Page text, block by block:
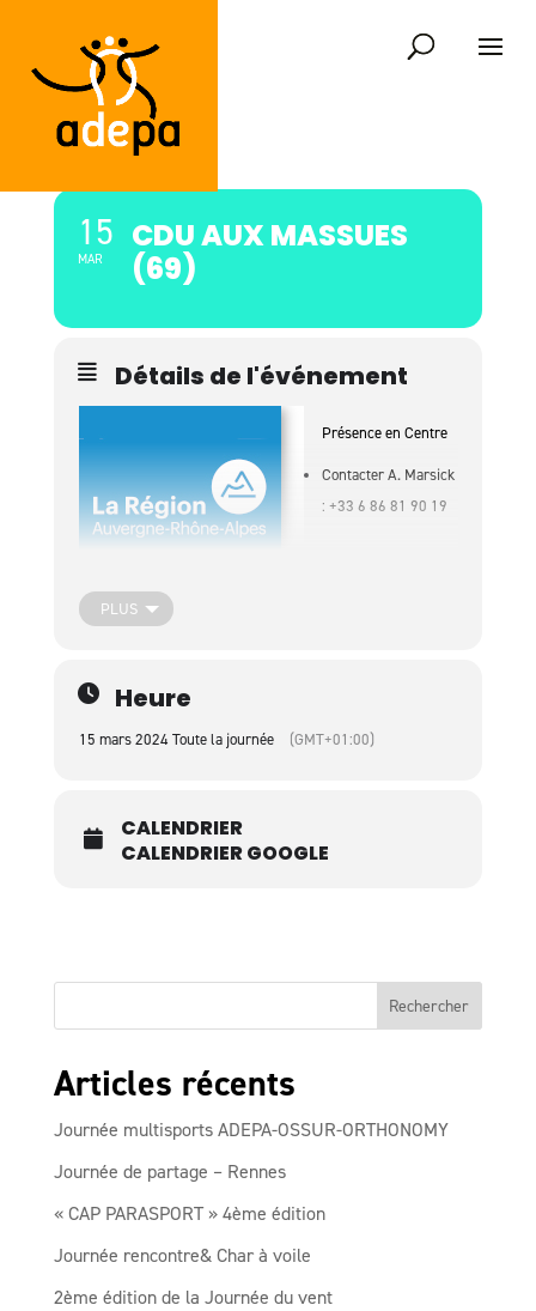
15
MAR
CDU AUX MASSUES
(69)
Détails de l'événement
Présence en Centre
Contacter A. Marsick
: +33 6 86 81 90 19
PLUS
Heure
15 mars 2024 Toute la journée (GMT+01:00)
CALENDRIER
CALENDRIER GOOGLE
Articles récents
Journée multisports ADEPA-OSSUR-ORTHONOMY
Journée de partage – Rennes
« CAP PARASPORT » 4ème édition
Journée rencontre& Char à voile
2ème édition de la Journée du vent